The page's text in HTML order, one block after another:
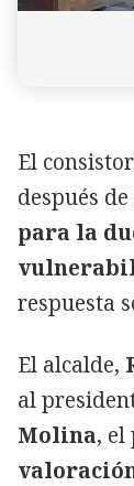
El
después
para la
respuesta
El alcalde,
al
Molina, el